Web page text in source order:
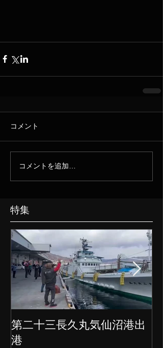
コメント
コメントを追加…
特集
第二十三長久丸気仙沼港出
港